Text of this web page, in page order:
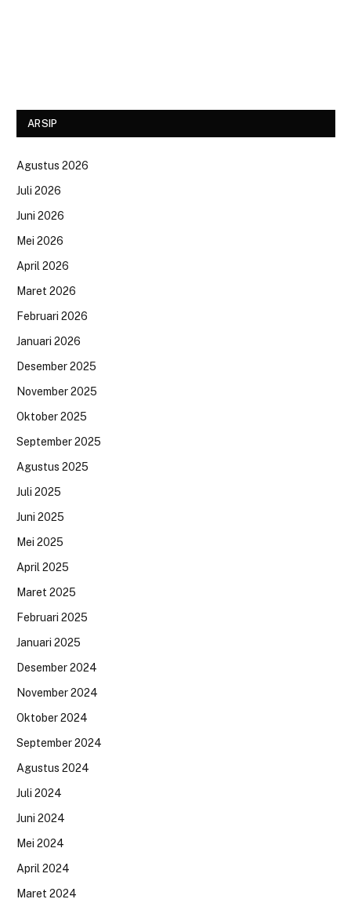
ARSIP
Agustus 2026
Juli 2026
Juni 2026
Mei 2026
April 2026
Maret 2026
Februari 2026
Januari 2026
Desember 2025
November 2025
Oktober 2025
September 2025
Agustus 2025
Juli 2025
Juni 2025
Mei 2025
April 2025
Maret 2025
Februari 2025
Januari 2025
Desember 2024
November 2024
Oktober 2024
September 2024
Agustus 2024
Juli 2024
Juni 2024
Mei 2024
April 2024
Maret 2024